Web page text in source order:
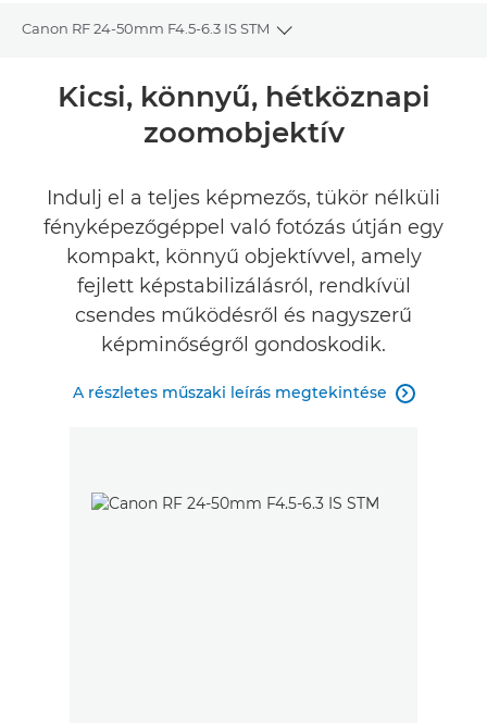
Canon RF 24-50mm F4.5-6.3 IS STM
Toggle breadcrumbs
Áttekintés
Fotótár
Értékelések
Támogatás
Kicsi, könnyű, hétköznapi
zoomobjektív
Indulj el a teljes képmezős, tükör nélküli
fényképezőgéppel való fotózás útján egy
kompakt, könnyű objektívvel, amely
fejlett képstabilizálásról, rendkívül
csendes működésről és nagyszerű
képminőségről gondoskodik.
A részletes műszaki leírás megtekintése 